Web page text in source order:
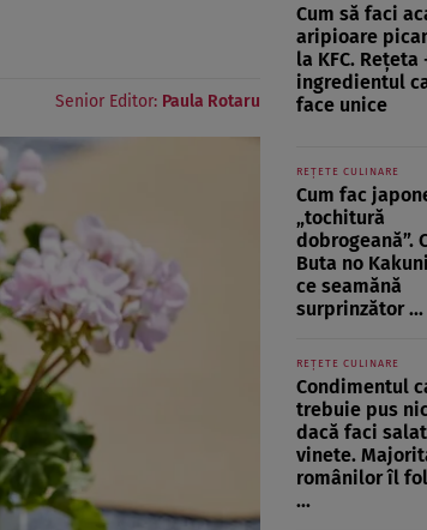
Senior Editor: Paula Rotaru
Cum să faci
aripioare
la KFC. Rețeta
ingredientul
face unice
REȚETE CULINARE
Cum fac
„tochitură
dobrogeană”.
Buta no
ce seamănă
surprinzător ...
REȚETE CULINARE
Condimentul
trebuie pus
dacă faci
vinete.
românilor îl
...